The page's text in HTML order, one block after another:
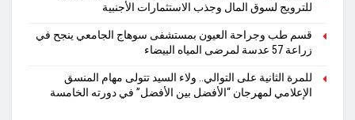
للترويج لسوق المال وجذب الاستثمارات الأجنبية
قسم طب وجراحة العيون بمستشفى سوهاج الجامعي ينجح في
زراعة 57 عدسة لمرضى المياه البيضاء
للمرة الثانية على التوالي.. ولاء السيد تتولى مهام المنسق
الإعلامي لمهرجان “الأفضل بين الأفضل” في دورته الخامسة